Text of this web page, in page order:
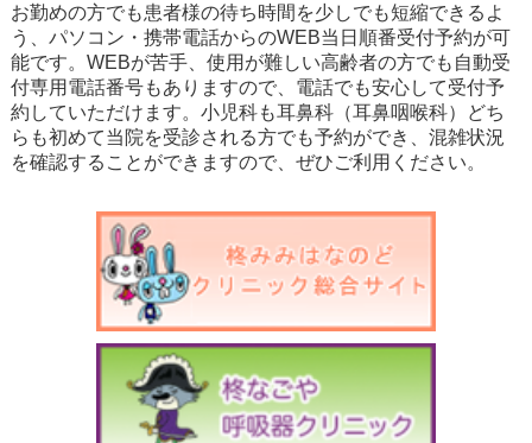
お勤めの方でも患者様の待ち時間を少しでも短縮できるよ
う、パソコン・携帯電話からのWEB当日順番受付予約が可
能です。WEBが苦手、使用が難しい高齢者の方でも自動受
付専用電話番号もありますので、電話でも安心して受付予
約していただけます。小児科も耳鼻科（耳鼻咽喉科）どち
らも初めて当院を受診される方でも予約ができ、混雑状況
を確認することができますので、ぜひご利用ください。